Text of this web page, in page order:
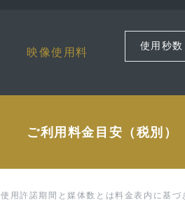
映像使用料
ご利用料金目安（税別）
使用許諾期間と媒体数とは料金表内に基づ